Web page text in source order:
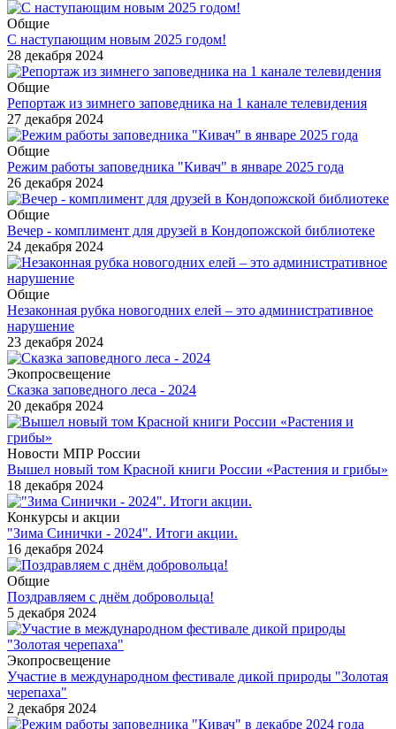
Общие
С наступающим новым 2025 годом!
28 декабря 2024
Общие
Репортаж из зимнего заповедника на 1 канале телевидения
27 декабря 2024
Общие
Режим работы заповедника "Кивач" в январе 2025 года
26 декабря 2024
Общие
Вечер - комплимент для друзей в Кондопожской библиотеке
24 декабря 2024
Общие
Незаконная рубка новогодних елей – это административное
нарушение
23 декабря 2024
Экопросвещение
Сказка заповедного леса - 2024
20 декабря 2024
Новости МПР России
Вышел новый том Красной книги России «Растения и грибы»
18 декабря 2024
Конкурсы и акции
"Зима Синички - 2024". Итоги акции.
16 декабря 2024
Общие
Поздравляем с днём добровольца!
5 декабря 2024
Экопросвещение
Участие в международном фестивале дикой природы "Золотая
черепаха"
2 декабря 2024